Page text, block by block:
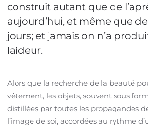
construit autant que de
aujourd’hui, et même que de
jours; et jamais on n’a
laideur.
Alors que la recherche de la beauté
vêtement, les objets, souvent sous
distillées par toutes les propagandes
l’image de soi, accordées au rythme